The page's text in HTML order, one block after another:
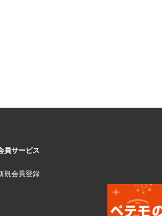
員サービス
規会員登録